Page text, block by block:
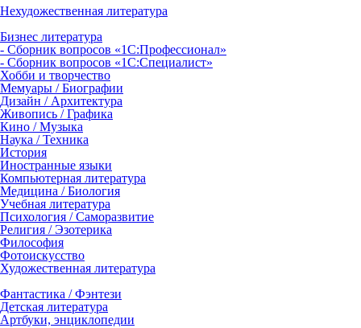
Нехудожественная литература
Бизнес литература
- Сборник вопросов «1С:Профессионал»
- Сборник вопросов «1С:Специалист»
Хобби и творчество
Мемуары / Биографии
Дизайн / Архитектура
Живопись / Графика
Кино / Музыка
Наука / Техника
История
Иностранные языки
Компьютерная литература
Медицина / Биология
Учебная литература
Психология / Саморазвитие
Религия / Эзотерика
Философия
Фотоискусство
Художественная литература
Фантастика / Фэнтези
Детская литература
Артбуки, энциклопедии